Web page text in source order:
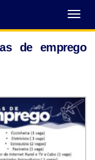
Abrir
Menu
de emprego